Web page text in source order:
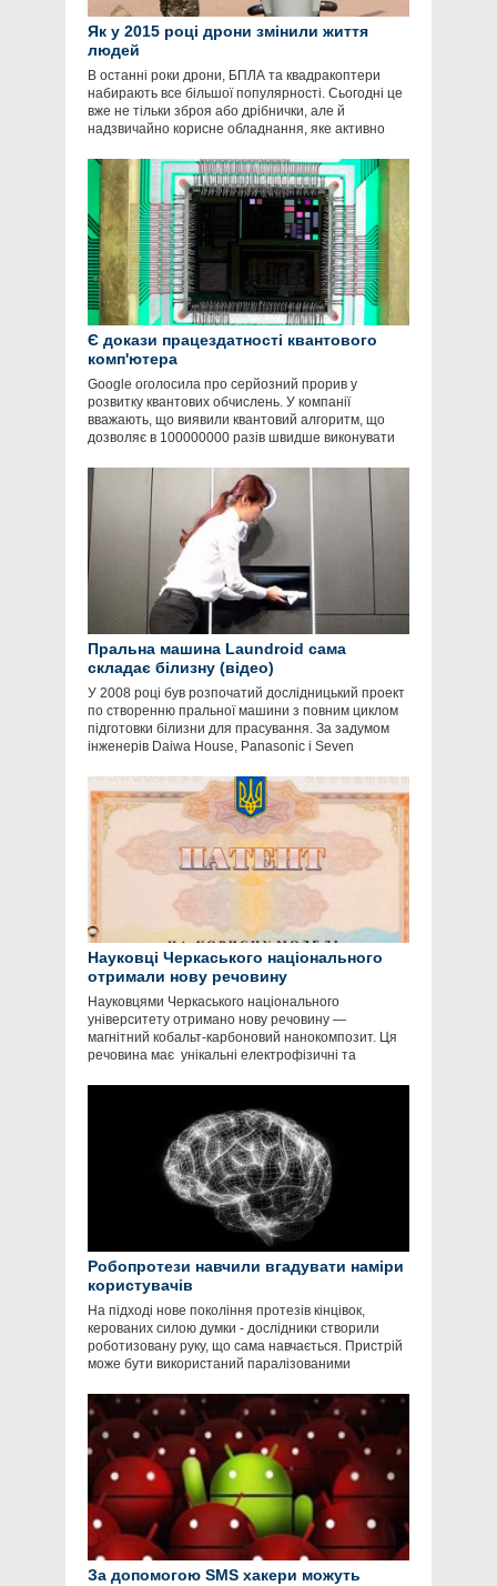
Як у 2015 році дрони змінили життя
людей
В останні роки дрони, БПЛА та квадракоптери
набирають все більшої популярності. Сьогодні це
вже не тільки зброя або дрібнички, але й
надзвичайно корисне обладнання, яке активно
Є докази працездатності квантового
комп'ютера
Google оголосила про серйозний прорив у
розвитку квантових обчислень. У компанії
вважають, що виявили квантовий алгоритм, що
дозволяє в 100000000 разів швидше виконувати
Пральна машина Laundroid сама
складає білизну (відео)
У 2008 році був розпочатий дослідницький проект
по створенню пральної машини з повним циклом
підготовки білизни для прасування. За задумом
інженерів Daiwa House, Panasonic і Seven
Науковці Черкаського національного
отримали нову речовину
Науковцями Черкаського національного
університету отримано нову речовину —
магнітний кобальт-карбоновий нанокомпозит. Ця
речовина має унікальні електрофізичні та
Робопротези навчили вгадувати наміри
користувачів
На підході нове покоління протезів кінцівок,
керованих силою думки - дослідники створили
роботизовану руку, що сама навчається. Пристрій
може бути використаний паралізованими
За допомогою SMS хакери можуть